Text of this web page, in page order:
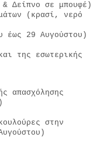
Δείπνο σε μπουφέ)
(κρασί, νερό
έως 29 Αυγούστου)
της εσωτερικής
απασχόλησης
στην